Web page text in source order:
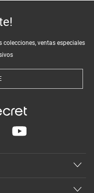
colecciones, ventas especiales